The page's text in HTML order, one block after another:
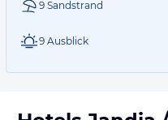
9 Sandstrand
9 Ausblick